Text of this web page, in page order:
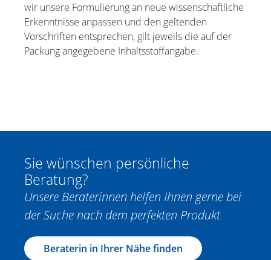
wir unsere Formulierung an neue wissenschaftliche
Erkenntnisse anpassen und den geltenden
Vorschriften entsprechen, gilt jeweils die auf der
Packung angegebene Inhaltsstoffangabe.
Sie wünschen persönliche
Beratung?
Unsere Beraterinnen helfen Ihnen gerne bei
der Suche nach dem perfekten Produkt
Beraterin in Ihrer Nähe finden